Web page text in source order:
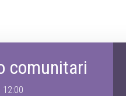
comunitari